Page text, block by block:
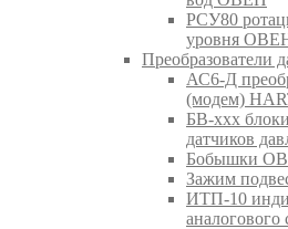
РСУ80
уровня
Преобразователи
АС6-Д
(модем)
БВ-ххх
датчиков
Бобышки
Зажим
ИТП-10
аналогового